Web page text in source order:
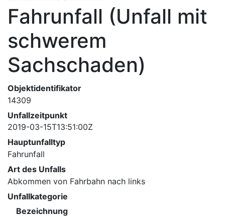
Fahrunfall (Unfall mit
schwerem
Sachschaden)
Objektidentifikator
14309
Unfallzeitpunkt
2019-03-15T13:51:00Z
Hauptunfalltyp
Fahrunfall
Art des Unfalls
Abkommen von Fahrbahn nach links
Unfallkategorie
Bezeichnung